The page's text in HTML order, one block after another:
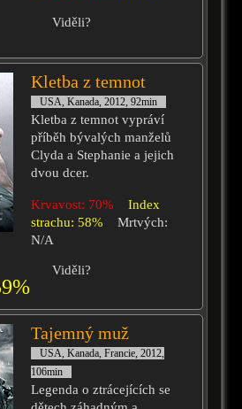
Viděli?
Kletba z temnot
USA, Kanada, 2012, 92min
Kletba z temnot vypráví
příběh bývalých manželů
Clyda a Stephanie a jejich
dvou dcer.
Krvavost: 70%
Index
strachu: 58%
Mrtvých:
N/A
Viděli?
Tajemný muž
USA, Kanada, Francie, 2012,
106min
Legenda o ztrácejících se